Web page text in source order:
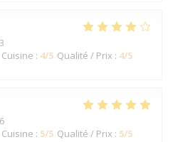
Cuisine : 4/5 Qualité / Prix : 4/5
Cuisine : 5/5 Qualité / Prix : 5/5